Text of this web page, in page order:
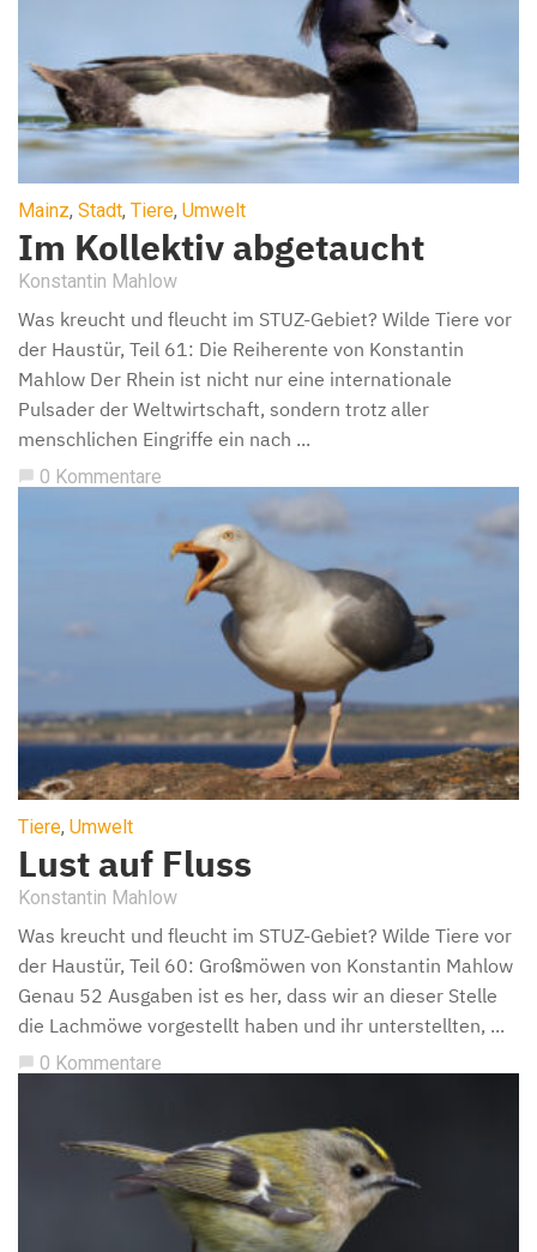
Mainz, Stadt, Tiere, Umwelt
Im Kollektiv abgetaucht
Konstantin Mahlow
Was kreucht und fleucht im STUZ-Gebiet? Wilde Tiere vor
der Haustür, Teil 61: Die Reiherente von Konstantin
Mahlow Der Rhein ist nicht nur eine internationale
Pulsader der Weltwirtschaft, sondern trotz aller
menschlichen Eingriffe ein nach ...
0 Kommentare
Tiere, Umwelt
Lust auf Fluss
Konstantin Mahlow
Was kreucht und fleucht im STUZ-Gebiet? Wilde Tiere vor
der Haustür, Teil 60: Großmöwen von Konstantin Mahlow
Genau 52 Ausgaben ist es her, dass wir an dieser Stelle
die Lachmöwe vorgestellt haben und ihr unterstellten, ...
chat_bubble 0 Kommentare